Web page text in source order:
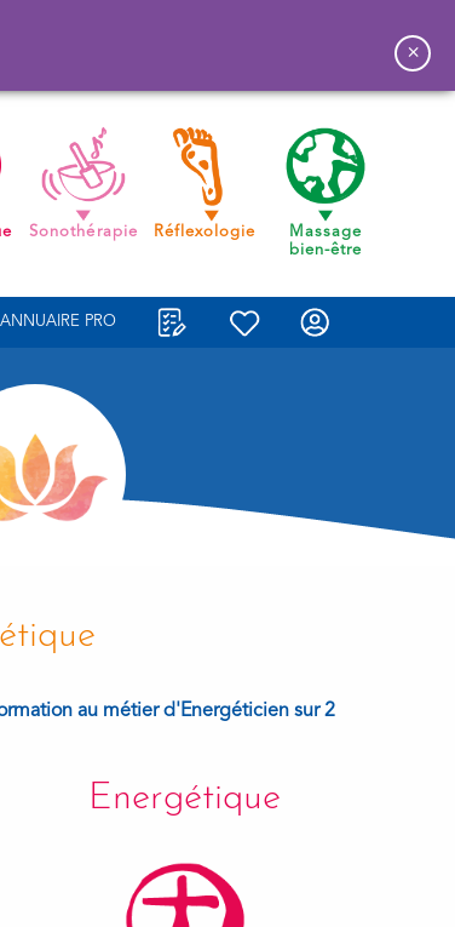
×
Sonothérapie Réflexologie
Massage
bien-être
ANNUAIRE PRO
au métier d'Energéticien sur 2
Energétique